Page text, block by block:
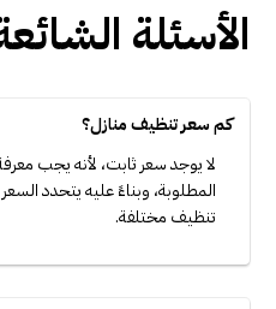
الأسئلة
كم سعر تنظيف منازل؟
لا يوجد سعر ثابت، لأنه يجب
المطلوبة، وبناءً عليه يتحدد
تنظيف مختلفة.